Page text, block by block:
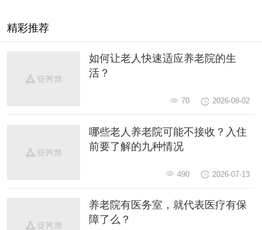
精彩推荐
如何让老人快速适应养老院的生
活？
70 2026-08-02
哪些老人养老院可能不接收？入住
前要了解的九种情况
490 2026-07-13
养老院有医务室，就代表医疗有保
障了么？